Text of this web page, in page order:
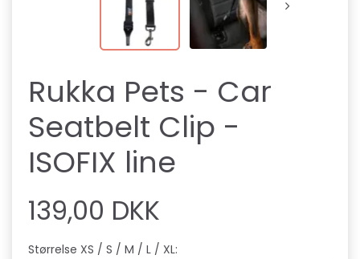
Rukka Pets - Car
Seatbelt Clip -
ISOFIX line
139,00 DKK
Størrelse XS / S / M / L / XL: